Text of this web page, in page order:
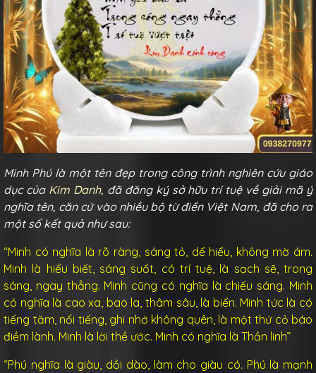
Minh Phú là một tên đẹp trong công trình nghiên cứu giáo
dục của Kim Danh, đã đăng ký sở hữu trí tuệ về giải mã ý
nghĩa tên, căn cứ vào nhiều bộ từ điển Việt Nam, đã cho ra
một số kết quả như sau:
“Minh có nghĩa là rõ ràng, sáng tỏ, dể hiểu , không mờ ám.
Minh là hiểu biết, sáng suốt, có trí tuệ, là sạch sẽ, trong
sáng, ngay thẳng. Minh cũng có nghĩa là chiếu sáng. Minh
có nghĩa là cao xa, bao la, thâm sâu, là biển. Minh tức là có
tiếng tăm, nổi tiếng , ghi nhớ không quên, là một thứ cỏ báo
điềm lành. Minh là lời thề ước. Minh có nghĩa là Thần linh”
“Phú nghĩa là giàu, dồi dào, làm cho giàu có. Phú là mạnh